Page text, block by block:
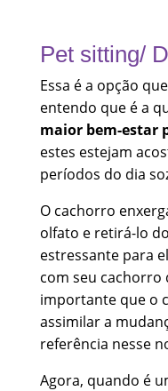
Pet sitting/
Essa é a opção
entendo que é a
maior bem-estar
estes estejam
períodos do dia
O cachorro
olfato e retirá-lo
estressante para
com seu cachorro
importante que o
assimilar a
referência nesse
Agora, quando é